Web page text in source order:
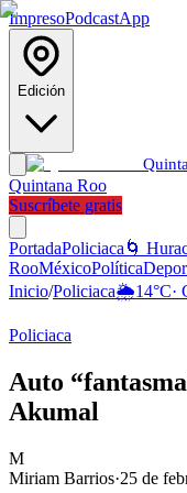
ImpresoPodcastApp
Edición
Quinta
Quintana Roo
Suscríbete gratis
PortadaPoliciaca 🌀
RooMéxicoPolítica
Inicio/Policiaca🌦️14°C·
Policiaca
Auto
Akumal
M
Miriam Barrios·25 de